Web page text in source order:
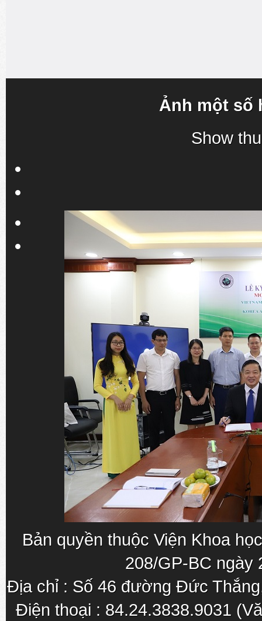
Ảnh một số
Show
Bản quyền thuộc Viện Khoa
208/GP-BC ngày
Địa chỉ : Số 46 đường Đức
Điện thoại : 84.24.3838.9031